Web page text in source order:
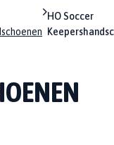
HO Soccer